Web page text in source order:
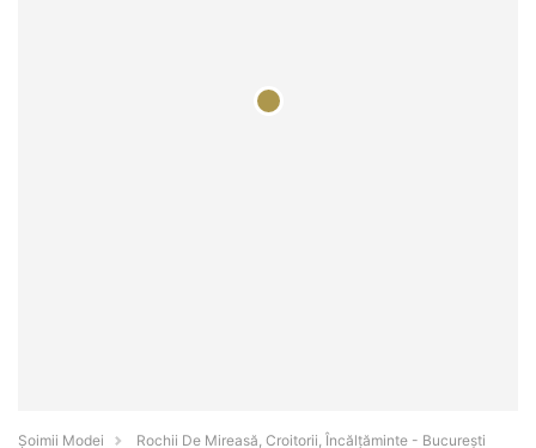
Șoimii Modei
Rochii De Mireasă, Croitorii, Încălțăminte - Bucureşti